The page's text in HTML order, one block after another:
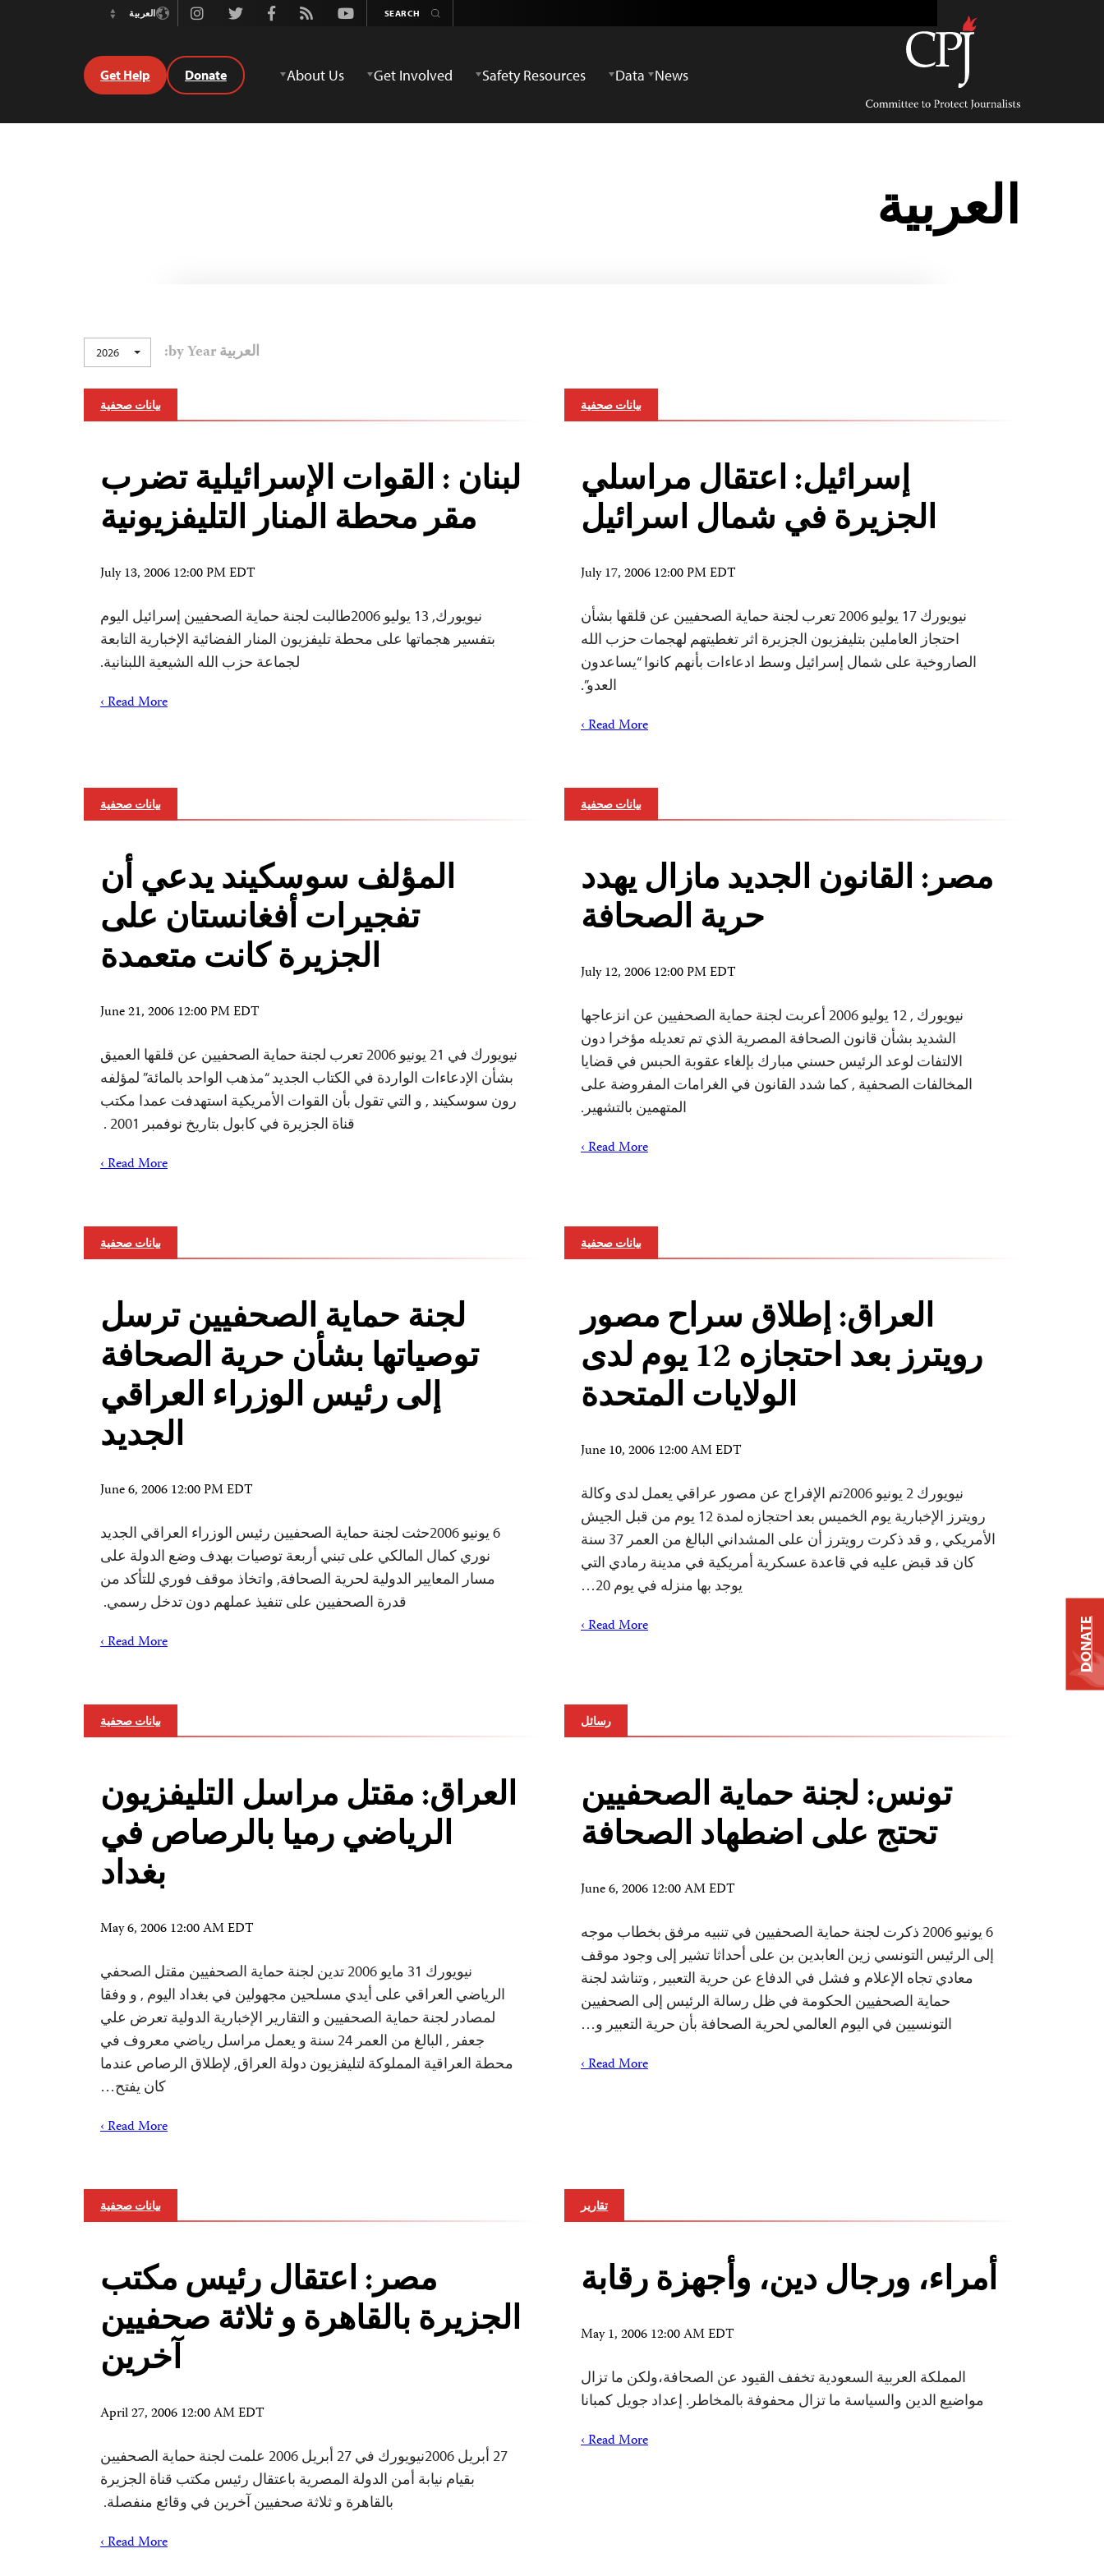
Committee
Protect
Journalists
Youtube
Rss
Facebook
Twitter
Instagramالعربية
Switch
News
Data
Safety Resources
Get Involved
About Us
Donate
Get Help
العربية
العربية by Year: 2026
بيانات صحفية
إسرائيل: اعتقال مراسلي
الجزيرة في شمال اسرائيل
July 17, 2006 12:00 PM EDT
نيويورك 17 يوليو 2006 تعرب لجنة حماية الصحفيين عن قلقها بشأن
احتجاز العاملين بتليفزيون الجزيرة اثر تغطيتهم لهجمات حزب الله
الصاروخية على شمال إسرائيل وسط ادعاءات بأنهم كانوا “يساعدون
العدو”.
Read More ›
بيانات صحفية
لبنان : القوات الإسرائيلية تضرب
مقر محطة المنار التليفزيونية
July 13, 2006 12:00 PM EDT
نيويورك, 13 يوليو 2006طالبت لجنة حماية الصحفيين إسرائيل اليوم
بتفسير هجماتها على محطة تليفزيون المنار الفضائية الإخبارية التابعة
لجماعة حزب الله الشيعية اللبنانية.
Read More ›
بيانات صحفية
مصر: القانون الجديد مازال يهدد
حرية الصحافة
July 12, 2006 12:00 PM EDT
نيويورك , 12 يوليو 2006 أعربت لجنة حماية الصحفيين عن انزعاجها
الشديد بشأن قانون الصحافة المصرية الذي تم تعديله مؤخرا دون
الالتفات لوعد الرئيس حسني مبارك بإلغاء عقوبة الحبس في قضايا
المخالفات الصحفية , كما شدد القانون في الغرامات المفروضة على
المتهمين بالتشهير.
Read More ›
بيانات صحفية
المؤلف سوسكيند يدعي أن
تفجيرات أفغانستان على
الجزيرة كانت متعمدة
June 21, 2006 12:00 PM EDT
نيويورك في 21 يونيو 2006 تعرب لجنة حماية الصحفيين عن قلقها العميق
بشأن الإدعاءات الواردة في الكتاب الجديد “مذهب الواحد بالمائة” لمؤلفه
رون سوسكيند , و التي تقول بأن القوات الأمريكية استهدفت عمدا مكتب
قناة الجزيرة في كابول بتاريخ نوفمبر 2001 .
Read More ›
بيانات صحفية
العراق: إطلاق سراح مصور
رويترز بعد احتجازه 12 يوم لدى
الولايات المتحدة
June 10, 2006 12:00 AM EDT
نيويورك 2 يونيو 2006تم الإفراج عن مصور عراقي يعمل لدى وكالة
رويترز الإخبارية يوم الخميس بعد احتجازه لمدة 12 يوم من قبل الجيش
الأمريكي , و قد ذكرت رويترز أن على المشداني البالغ من العمر 37 سنة
كان قد قبض عليه في قاعدة عسكرية أمريكية في مدينة رمادي التي
يوجد بها منزله في يوم 20…
Read More ›
بيانات صحفية
لجنة حماية الصحفيين ترسل
توصياتها بشأن حرية الصحافة
إلى رئيس الوزراء العراقي
الجديد
June 6, 2006 12:00 PM EDT
6 يونيو 2006حثت لجنة حماية الصحفيين رئيس الوزراء العراقي الجديد
نوري كمال المالكي على تبني أربعة توصيات بهدف وضع الدولة على
مسار المعايير الدولية لحرية الصحافة, واتخاذ موقف فوري للتأكد من
قدرة الصحفيين على تنفيذ عملهم دون تدخل رسمي.
Read More ›
رسائل
تونس: لجنة حماية الصحفيين
تحتج على اضطهاد الصحافة
June 6, 2006 12:00 AM EDT
6 يونيو 2006 ذكرت لجنة حماية الصحفيين في تنبيه مرفق بخطاب موجه
إلى الرئيس التونسي زين العابدين بن على أحداثا تشير إلى وجود موقف
معادي تجاه الإعلام و فشل في الدفاع عن حرية التعبير , وتناشد لجنة
حماية الصحفيين الحكومة في ظل رسالة الرئيس إلى الصحفيين
التونسيين في اليوم العالمي لحرية الصحافة بأن حرية التعبير و…
Read More ›
بيانات صحفية
العراق: مقتل مراسل التليفزيون
الرياضي رميا بالرصاص في
بغداد
May 6, 2006 12:00 AM EDT
نيويورك 31 مايو 2006 تدين لجنة حماية الصحفيين مقتل الصحفي
الرياضي العراقي على أيدي مسلحين مجهولين في بغداد اليوم , و وفقا
لمصادر لجنة حماية الصحفيين و التقارير الإخبارية الدولية تعرض علي
جعفر , البالغ من العمر 24 سنة و يعمل مراسل رياضي معروف في
محطة العراقية المملوكة لتليفزيون دولة العراق, لإطلاق الرصاص عندما
كان يفتح…
Read More ›
تقارير
أمراء، ورجال دين، وأجهزة رقابة
May 1, 2006 12:00 AM EDT
المملكة العربية السعودية تخفف القيود عن الصحافة،ولكن ما تزال
مواضيع الدين والسياسة ما تزال محفوفة بالمخاطر. إعداد جويل كمبانا
Read More ›
بيانات صحفية
مصر: اعتقال رئيس مكتب
الجزيرة بالقاهرة و ثلاثة صحفيين
آخرين
April 27, 2006 12:00 AM EDT
27 أبريل 2006نيويورك في 27 أبريل 2006 علمت لجنة حماية الصحفيين
بقيام نيابة أمن الدولة المصرية باعتقال رئيس مكتب قناة الجزيرة
بالقاهرة و ثلاثة صحفيين آخرين في وقائع منفصلة.
Read More ›
DONATE